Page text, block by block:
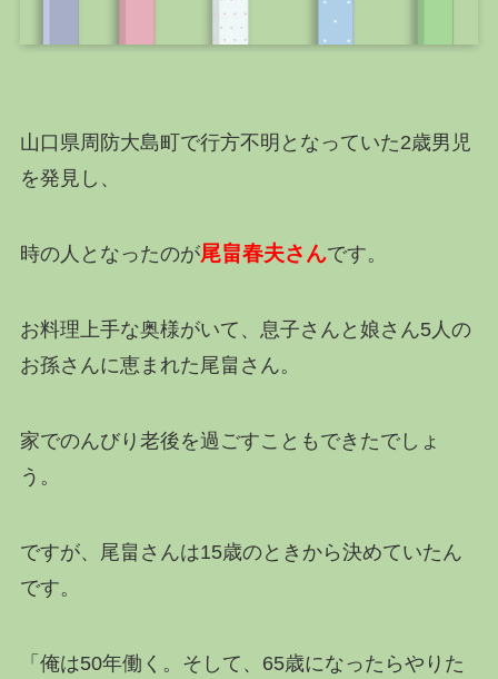
山口県周防大島町で行方不明となっていた2歳男児
を発見し、
時の人となったのが尾畠春夫さんです。
お料理上手な奥様がいて、息子さんと娘さん5人の
お孫さんに恵まれた尾畠さん。
家でのんびり老後を過ごすこともできたでしょ
う。
ですが、尾畠さんは15歳のときから決めていたん
です。
「俺は50年働く。そして、65歳になったらやりた